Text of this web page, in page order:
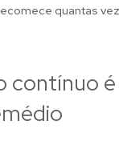
quantas
contínuo